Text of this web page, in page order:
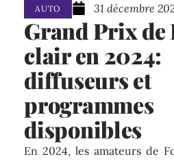
AUTO 31 décembre
Grand Prix de
clair en 2024:
diffuseurs et
programmes
disponibles
En 2024, les amateurs de